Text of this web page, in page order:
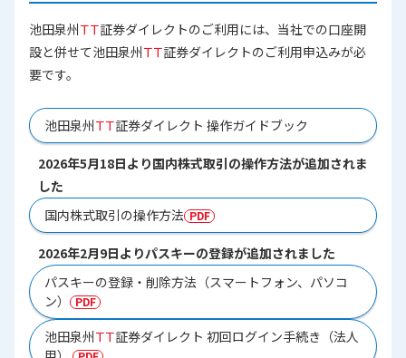
池田泉州ＴＴ証券ダイレクトのご利用には、当社での口座開
設と併せて池田泉州ＴＴ証券ダイレクトのご利用申込みが必
要です。
池田泉州ＴＴ証券ダイレクト 操作ガイドブック
2026年5月18日より国内株式取引の操作方法が追加されま
した
国内株式取引の操作方法
2026年2月9日よりパスキーの登録が追加されました
パスキーの登録・削除方法（スマートフォン、パソコ
ン）
池田泉州ＴＴ証券ダイレクト 初回ログイン手続き（法人